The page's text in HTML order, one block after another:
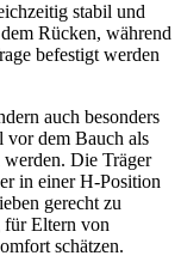
stabil und
Rücken, während
befestigt werden
auch besonders
dem Bauch als
Die Träger
in einer H-Position
gerecht zu
für Eltern von
schätzen.